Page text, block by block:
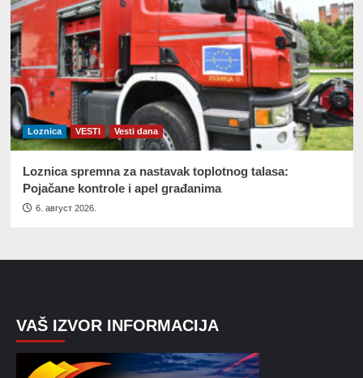
Loznica VESTI Vesti dana
Loznica spremna za nastavak toplotnog talasa:
Pojačane kontrole i apel građanima
6. август 2026.
VAŠ IZVOR INFORMACIJA